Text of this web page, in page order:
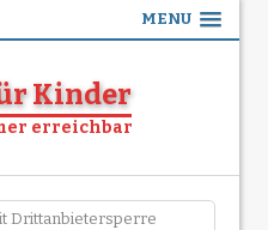
MENU
Kinder
erreichbar
Drittanbietersperre